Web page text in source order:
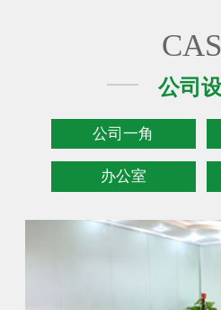
公司
公司一角
办公室